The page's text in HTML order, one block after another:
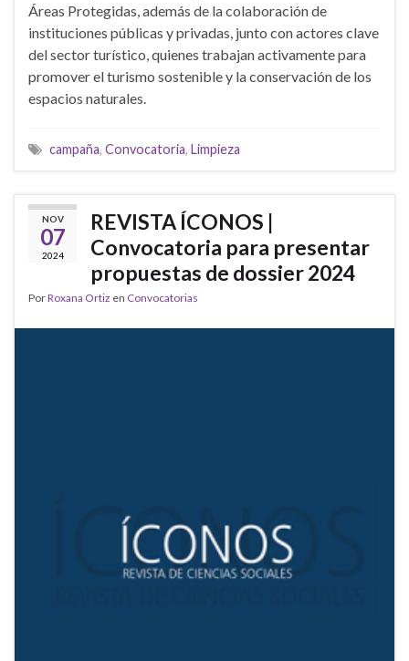
Áreas Protegidas, además de la colaboración de
instituciones públicas y privadas, junto con actores clave
del sector turístico, quienes trabajan activamente para
promover el turismo sostenible y la conservación de los
espacios naturales.
campaña, Convocatoria, Limpieza
NOV
07
2024
REVISTA ÍCONOS |
Convocatoria para presentar
propuestas de dossier 2024
PorRoxana Ortiz en Convocatorias